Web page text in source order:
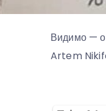
Видимо —
Artem